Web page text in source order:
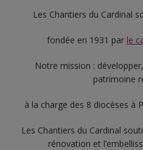
Les Chantiers du Cardinal
fondée en 1931 par le
Notre mission :
patrimoine
à la charge des 8 diocèses à
Les Chantiers du Cardinal
rénovation et